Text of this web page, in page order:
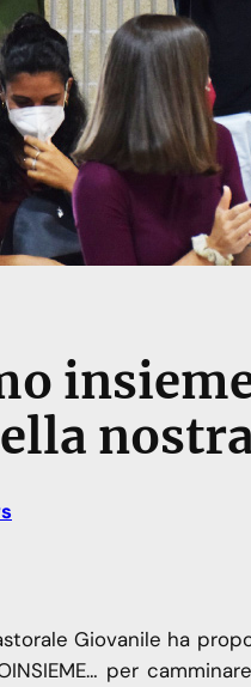
Giovanile ha
per